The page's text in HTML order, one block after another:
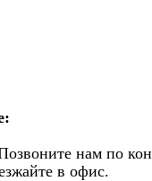
нам по
в офис.